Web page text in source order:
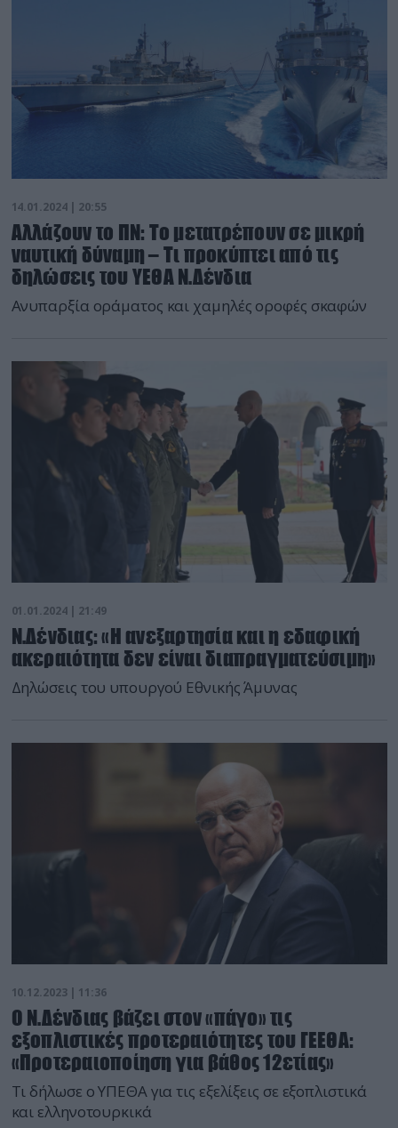
14.01.2024 | 20:55
Αλλάζουν το ΠΝ: Το μετατρέπουν σε μικρή
ναυτική δύναμη – Τι προκύπτει από τις
δηλώσεις του ΥΕΘΑ Ν.Δένδια
Ανυπαρξία οράματος και χαμηλές οροφές σκαφών
01.01.2024 | 21:49
Ν.Δένδιας: «Η ανεξαρτησία και η εδαφική
ακεραιότητα δεν είναι διαπραγματεύσιμη»
Δηλώσεις του υπουργού Εθνικής Άμυνας
10.12.2023 | 11:36
Ο Ν.Δένδιας βάζει στον «πάγο» τις
εξοπλιστικές προτεραιότητες του ΓΕΕΘΑ:
«Προτεραιοποίηση για βάθος 12ετίας»
Τι δήλωσε ο ΥΠΕΘΑ για τις εξελίξεις σε εξοπλιστικά
και ελληνοτουρκικά